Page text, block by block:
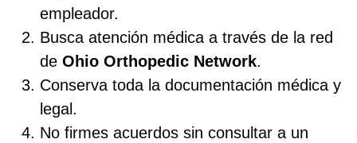
empleador.
Busca atención médica a través de la red
de Ohio Orthopedic Network.
Conserva toda la documentación médica y
legal.
No firmes acuerdos sin consultar a un